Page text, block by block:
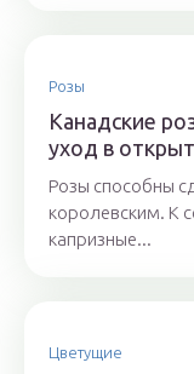
Розы
Канадские
уход в
Розы способны
королевским. К
капризные...
Цветущие